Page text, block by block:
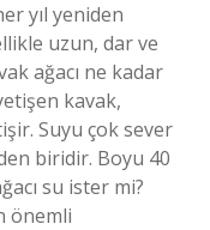
yıl yeniden
uzun, dar ve
ağacı ne kadar
kavak,
Suyu çok sever
biridir. Boyu 40
su ister mi?
önemli